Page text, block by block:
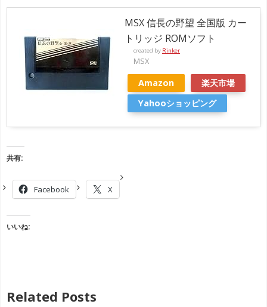
MSX 信長の野望 全国版 カー
トリッジ ROMソフト
created by Rinker
MSX
Amazon
楽天市場
Yahooショッピング
共有:
Facebook X
いいね:
Related Posts